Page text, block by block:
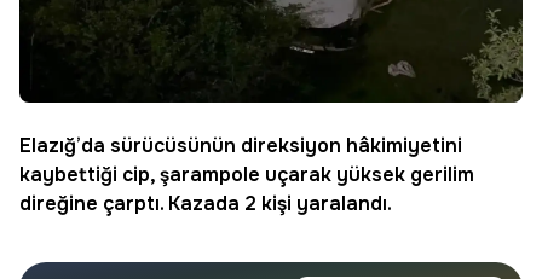
Elazığ’da sürücüsünün direksiyon hâkimiyetini
kaybettiği cip, şarampole uçarak yüksek gerilim
direğine çarptı. Kazada 2 kişi yaralandı.